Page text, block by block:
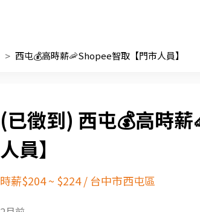
西屯💰高時薪🦐Shopee智取【門市人員】
西屯💰高時
人員】
時薪$204 ~ $224/ 台中市西屯區